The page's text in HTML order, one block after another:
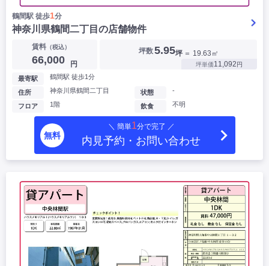
鶴間駅 徒歩1分
神奈川県鶴間二丁目の店舗物件
賃料 （税込）
66,000 円
坪数5.95坪 ＝ 19.63㎡
坪単価11,092円
最寄駅 鶴間駅 徒歩1分
住所 神奈川県鶴間二丁目
フロア 1階
状態 -
飲食 不明
無料
＼ 簡単1分で完了 ／
内見予約・お問い合わせ